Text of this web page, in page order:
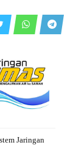
Jaringan